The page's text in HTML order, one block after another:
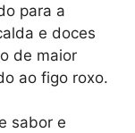
para a
e doces
de maior
ao figo roxo.
sabor e